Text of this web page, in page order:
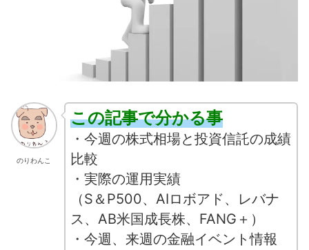
のりわんこ
この記事で分かる事
・今週の株式相場と投資信託の成績
比較
・実際の運用実績
（S＆P500、AIロボアド、レバナ
ス、AB米国成長株、FANG＋）
・今週、来週の金融イベント情報